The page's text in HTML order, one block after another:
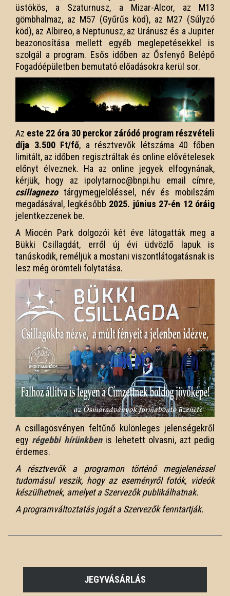
üstökös, a Szaturnusz, a Mizar-Alcor, az M13
gömbhalmaz, az M57 (Gyűrűs köd), az M27 (Súlyzó
köd), az Albireo, a Neptunusz, az Uránusz és a Jupiter
beazonosítása mellett egyéb meglepetésekkel is
szolgál a program. Esős időben az Ősfenyő Belépő
Fogadóépületben bemutató előadásokra kerül sor.
Az este 22 óra 30 perckor záródó program részvételi
díja 3.500 Ft/fő, a résztvevők létszáma 40 főben
limitált, az időben regisztráltak és online elővételesek
előnyt élveznek. Ha az online jegyek elfogynának,
kérjük, hogy az ipolytarnoc@bnpi.hu email címre,
csillagnezotárgymegjelöléssel, név és mobilszám
megadásával, legkésőbb 2025. június 27-én 12 óráig
jelentkezzenek be.
A Miocén Park dolgozói két éve látogatták meg a
Bükki Csillagdát, erről új évi üdvözlő lapuk is
tanúskodik, reméljük a mostani viszontlátogatásnak is
lesz még örömteli folytatása.
A csillagösvényen feltűnő különleges jelenségekről
egy régebbi hírünkbenis lehetett olvasni, azt pedig
érdemes.
A résztvevők a programon történő megjelenéssel
tudomásul veszik, hogy az eseményről fotók, videók
készülhetnek, amelyet a Szervezők publikálhatnak.
A programváltoztatás jogát a Szervezők fenntartják.
JEGYVÁSÁRLÁS